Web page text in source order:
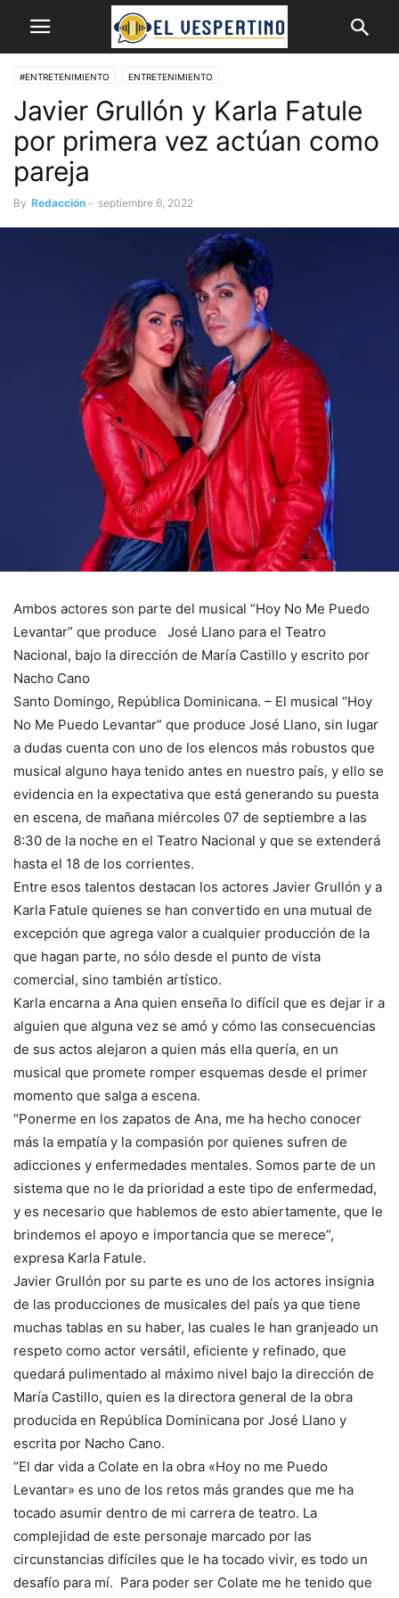
#ENTRETENIMIENTO ENTRETENIMIENTO
Javier Grullón y Karla Fatule
por primera vez actúan como
pareja
By Redacción - septiembre 6, 2022
Ambos actores son parte del musical “Hoy No Me Puedo
Levantar” que produce José Llano para el Teatro
Nacional, bajo la dirección de María Castillo y escrito por
Nacho Cano
Santo Domingo, República Dominicana. – El musical “Hoy
No Me Puedo Levantar” que produce José Llano, sin lugar
a dudas cuenta con uno de los elencos más robustos que
musical alguno haya tenido antes en nuestro país, y ello se
evidencia en la expectativa que está generando su puesta
en escena, de mañana miércoles 07 de septiembre a las
8:30 de la noche en el Teatro Nacional y que se extenderá
hasta el 18 de los corrientes.
Entre esos talentos destacan los actores Javier Grullón y a
Karla Fatule quienes se han convertido en una mutual de
excepción que agrega valor a cualquier producción de la
que hagan parte, no sólo desde el punto de vista
comercial, sino también artístico.
Karla encarna a Ana quien enseña lo difícil que es dejar ir a
alguien que alguna vez se amó y cómo las consecuencias
de sus actos alejaron a quien más ella quería, en un
musical que promete romper esquemas desde el primer
momento que salga a escena.
“Ponerme en los zapatos de Ana, me ha hecho conocer
más la empatía y la compasión por quienes sufren de
adicciones y enfermedades mentales. Somos parte de un
sistema que no le da prioridad a este tipo de enfermedad,
y es necesario que hablemos de esto abiertamente, que le
brindemos el apoyo e importancia que se merece”,
expresa Karla Fatule.
Javier Grullón por su parte es uno de los actores insignia
de las producciones de musicales del país ya que tiene
muchas tablas en su haber, las cuales le han granjeado un
respeto como actor versátil, eficiente y refinado, que
quedará pulimentado al máximo nivel bajo la dirección de
María Castillo, quien es la directora general de la obra
producida en República Dominicana por José Llano y
escrita por Nacho Cano.
“El dar vida a Colate en la obra «Hoy no me Puedo
Levantar» es uno de los retos más grandes que me ha
tocado asumir dentro de mi carrera de teatro. La
complejidad de este personaje marcado por las
circunstancias difíciles que le ha tocado vivir, es todo un
desafío para mí. Para poder ser Colate me he tenido que